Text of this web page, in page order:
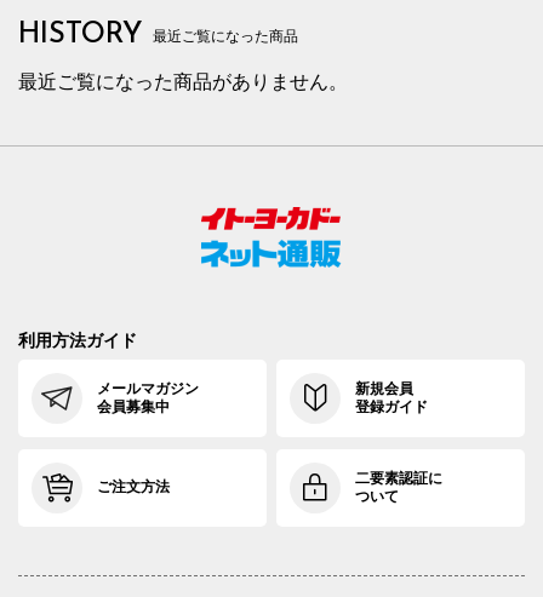
HISTORY 最近ご覧になった商品
最近ご覧になった商品がありません。
利用方法ガイド
メールマガジン
会員募集中
新規会員
登録ガイド
ご注文方法
二要素認証に
ついて